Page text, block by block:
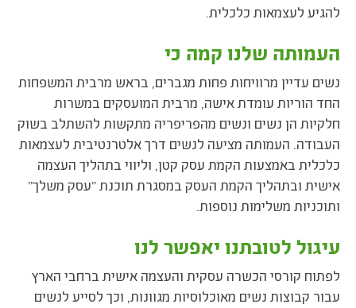
להגיע לעצמאות כלכלית.
העמותה שלנו קמה כי
נשים עדיין מרוויחות פחות מגברים, בראש מרבית המשפחות
החד הוריות עומדת אישה, מרבית המועסקים במשרות
חלקיות הן נשים ונשים מהפריפריה מתקשות להשתלב בשוק
העבודה. העמותה מציעה לנשים דרך אלטרנטיבית לעצמאות
כלכלית באמצעות הקמת עסק קטן, וליווי בתהליך העצמה
אישית ובתהליך הקמת העסק במסגרת תוכנת "עסק משלך"
ותוכניות משלימות נוספות.
עיגול לטובתנו יאפשר לנו
לפתוח קורסי הכשרה עסקית והעצמה אישית ברחבי הארץ
עבור קבוצות נשים מאוכלוסיות מגוונות, וכך לסייע לנשים